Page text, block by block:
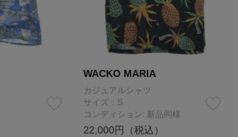
WACKO MARIA
カジュアルシャツ
サイズ：S
コンディション: 新品同様
22,000円（税込）